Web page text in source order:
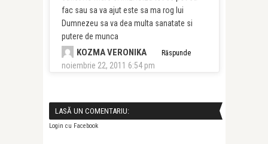
fac sau sa va ajut este sa ma rog lui
Dumnezeu sa va dea multa sanatate si
putere de munca
KOZMA VERONIKA
noiembrie 22, 2011 6:54 pm
Răspunde
LASĂ UN COMENTARIU:
Login cu Facebook